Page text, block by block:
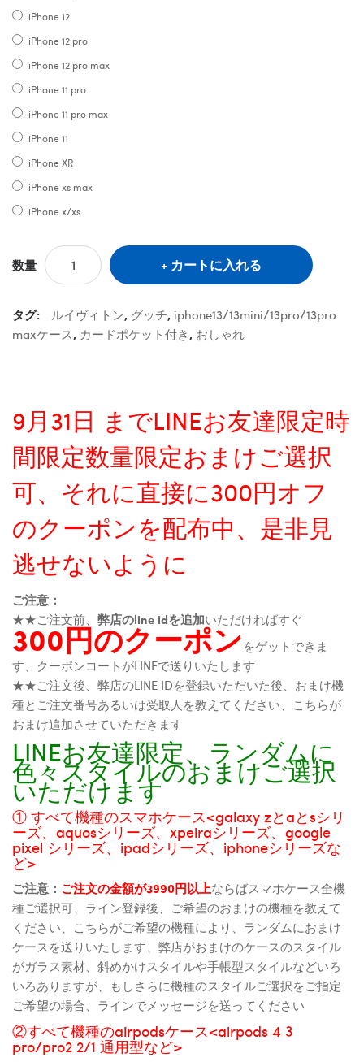
iPhone 12
iPhone 12 pro
iPhone 12 pro max
iPhone 11 pro
iPhone 11 pro max
iPhone 11
iPhone XR
iPhone xs max
iPhone x/xs
数量 カートに入れる
タグ: ルイヴィトン, グッチ, iphone13/13mini/13pro/13pro
maxケース, カードポケット付き, おしゃれ
9月31日 までLINEお友達限定時
間限定数量限定おまけご選択
可、それに直接に300円オフ
のクーポンを配布中、是非見
逃せないように
ご注意：
★★ご注文前、 弊店のline idを追加いただければすぐ
300円のクーポンをゲットできま
す、クーポンコートがLINEで送りいたします
★★ご注文後、弊店のLINE IDを登録いただいた後、おまけ機
種とご注文番号あるいは受取人を教えてください、こちらが
おまけ追加させていただきます
LINEお友達限定、ランダムに
色々スタイルのおまけご選択
いただけます
① すべて機種のスマホケース<galaxy zとaとsシリ
ーズ、aquosシリーズ、xpeiraシリーズ、google
pixel シリーズ、ipadシリーズ、iphoneシリーズな
ど>
ご注意： ご注文の金額が3990円以上ならばスマホケース全機
種ご選択可、ライン登録後、ご希望のおまけの機種を教えて
ください、こちらがご希望の機種により、ランダムにおまけ
ケースを送りいたします、弊店がおまけのケースのスタイル
がガラス素材、斜めかけスタイルや手帳型スタイルなどいろ
いろありますが、もしさらに機種のスタイルご選択をご指定
ご希望の場合、ラインでメッセージを送ってください
②すべて機種のairpodsケース<airpods 4 3
pro/pro2 2/1 通用型など>